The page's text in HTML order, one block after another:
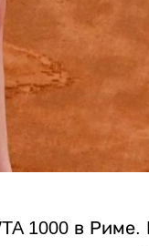
1000 в